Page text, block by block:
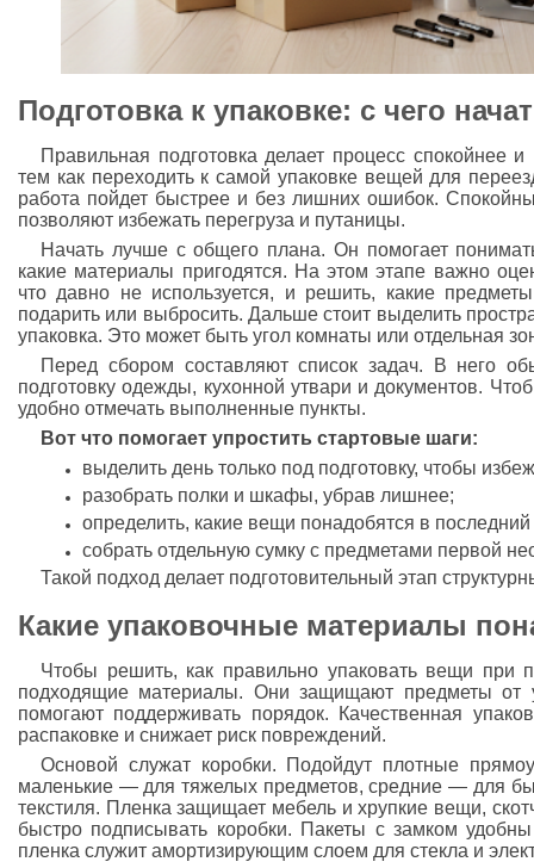
Подготовка к упаковке: с чего
Правильная подготовка делает процесс спокойнее
тем как переходить к самой упаковке вещей для
работа пойдет быстрее и без лишних ошибок.
позволяют избежать перегруза и путаницы.
Начать лучше с общего плана. Он помогает
какие материалы пригодятся. На этом этапе важно
что давно не используется, и решить, какие
подарить или выбросить. Дальше стоит выделить
упаковка. Это может быть угол комнаты или отдельная
Перед сбором составляют список задач. В него
подготовку одежды, кухонной утвари и документов.
удобно отмечать выполненные пункты.
Вот что помогает упростить стартовые шаги:
выделить день только под подготовку, чтобы
разобрать полки и шкафы, убрав лишнее;
определить, какие вещи понадобятся в
собрать отдельную сумку с предметами первой
Такой подход делает подготовительный этап
Какие упаковочные материалы
Чтобы решить, как правильно упаковать вещи при
подходящие материалы. Они защищают предметы
помогают поддерживать порядок. Качественная
распаковке и снижает риск повреждений.
Основой служат коробки. Подойдут плотные
маленькие — для тяжелых предметов, средние — для
текстиля. Пленка защищает мебель и хрупкие вещи,
быстро подписывать коробки. Пакеты с замком
пленка служит амортизирующим слоем для стекла и